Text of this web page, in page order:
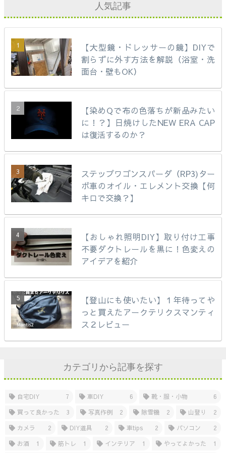
人気記事
【大型鏡・ドレッサーの鏡】DIYで
割らずに外す方法を解説（浴室・洗
面台・壁もOK）
【染めQで布の色落ちが新品みたい
に！？】日焼けしたNEW ERA CAP
は復活するのか？
ステップワゴンスパーダ（RP3)ター
ボ車のオイル・エレメント交換【何
キロで交換？】
【おしゃれ照明DIY】取り付け工事
不要ダクトレールを黒に！色変えの
アイデアを紹介
【登山にも使いたい】１年待ってや
っと買えたアークテリクスマンティ
ス２レビュー
カテゴリから記事を探す
自宅DIY 7 車DIY 6 靴・服・小物
6
買って良かった
3 写真作例 2 除雪機 2 山登り
2
カメラ
2 DIY道具 2 車tips 2 パソコン
2
お酒
1 筋トレ 1 インテリア 1 やってよかった 1